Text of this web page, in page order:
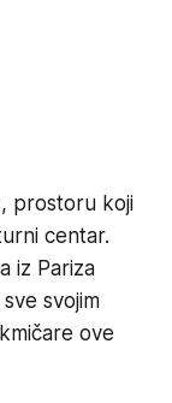
prostoru koji
centar.
iz Pariza
svojim
ove